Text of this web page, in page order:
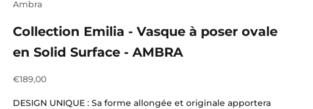
Ambra
Collection Emilia - Vasque à poser ovale
en Solid Surface - AMBRA
Prix de vente
€189,00
DESIGN UNIQUE : Sa forme allongée et originale apportera